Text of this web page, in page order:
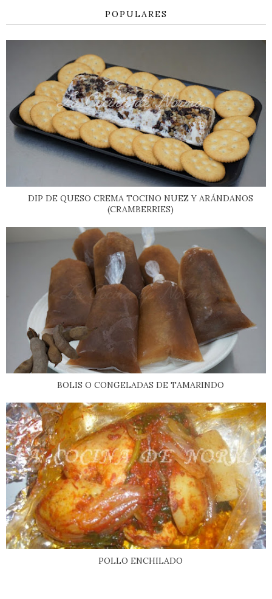
POPULARES
DIP DE QUESO CREMA TOCINO NUEZ Y ARÁNDANOS
(CRAMBERRIES)
BOLIS O CONGELADAS DE TAMARINDO
POLLO ENCHILADO